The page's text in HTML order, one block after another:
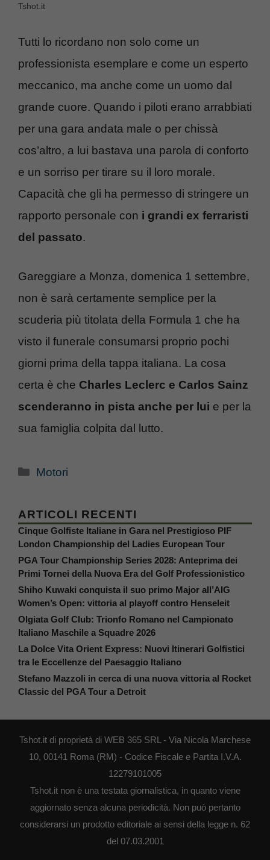
Tshot.it
Tutti lo ricordano non solo come un
professionista esemplare e come un esperto
meccanico, ma anche come un uomo dal
grande cuore. Quando i piloti erano arrabbiati
per una gara andata male o per chissà
cos’altro, a lui bastava una parola di conforto
e un sorriso per tirare su il loro morale.
Capacità che gli ha permesso di stringere un
rapporto personale con i grandi ex ferraristi
del passato.
Gareggiare a Monza, domenica 1 settembre,
non è sarà certamente semplice per la
scuderia più titolata della Formula 1 che ha
visto il funerale consumarsi proprio pochi
giorni prima della tappa italiana. La cosa
certa è che Charles Leclerc e Carlos Sainz
scenderanno in pista anche per lui e per la
sua famiglia colpita dal lutto.
Categorie
Motori
ARTICOLI RECENTI
Cinque Golfiste Italiane in Gara nel Prestigioso PIF
London Championship del Ladies European Tour
PGA Tour Championship Series 2028: Anteprima dei
Primi Tornei della Nuova Era del Golf Professionistico
Shiho Kuwaki conquista il suo primo Major all’AIG
Women’s Open: vittoria al playoff contro Henseleit
Olgiata Golf Club: Trionfo Romano nel Campionato
Italiano Maschile a Squadre 2026
La Dolce Vita Orient Express: Nuovi Itinerari Golfistici
tra le Eccellenze del Paesaggio Italiano
Stefano Mazzoli in cerca di una nuova vittoria al Rocket
Classic del PGA Tour a Detroit
Tshot.it di proprietà di WEB 365 SRL - Via Nicola Marchese
10, 00141 Roma (RM) - Codice Fiscale e Partita I.V.A.
12279101005
Tshot.it non è una testata giornalistica, in quanto viene
aggiornato senza alcuna periodicità. Non può pertanto
considerarsi un prodotto editoriale ai sensi della legge n. 62
del 07.03.2001